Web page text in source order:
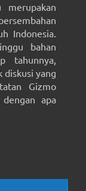
merupakan
Indonesia.
bahan
tahunnya,
yang
Gizmo
apa